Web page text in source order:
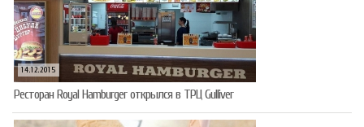
14.12.2015
Ресторан Royal Hamburger открылся в ТРЦ Gulliver